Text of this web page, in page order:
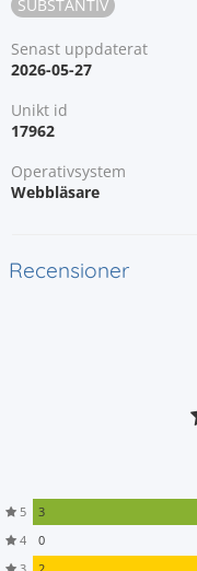
SUBSTANTIV
Senast uppdaterat
2026-05-27
Unikt id
17962
Operativsystem
Webbläsare
Recensioner
5
3
4
0